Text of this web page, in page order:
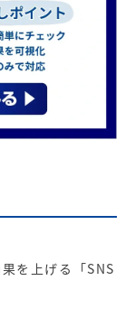
を上げる「SNS